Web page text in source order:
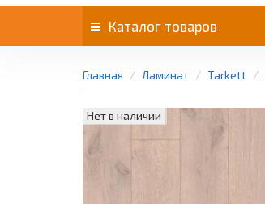
Каталог товаров
Главная Ламинат Tarkett
Нет в наличии